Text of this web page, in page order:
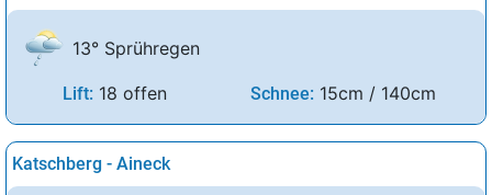
13° Sprühregen
Lift: 18 offen Schnee: 15cm / 140cm
Katschberg - Aineck